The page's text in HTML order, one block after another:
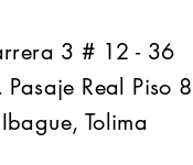
3 # 12 - 36
Pasaje Real Piso 8
Ibague, Tolima